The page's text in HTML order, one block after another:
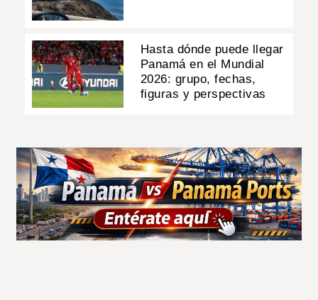
Hasta dónde puede llegar
Panamá en el Mundial
2026: grupo, fechas,
figuras y perspectivas